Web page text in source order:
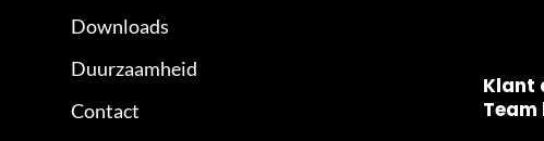
Downloads
Duurzaamheid
Contact
Klant